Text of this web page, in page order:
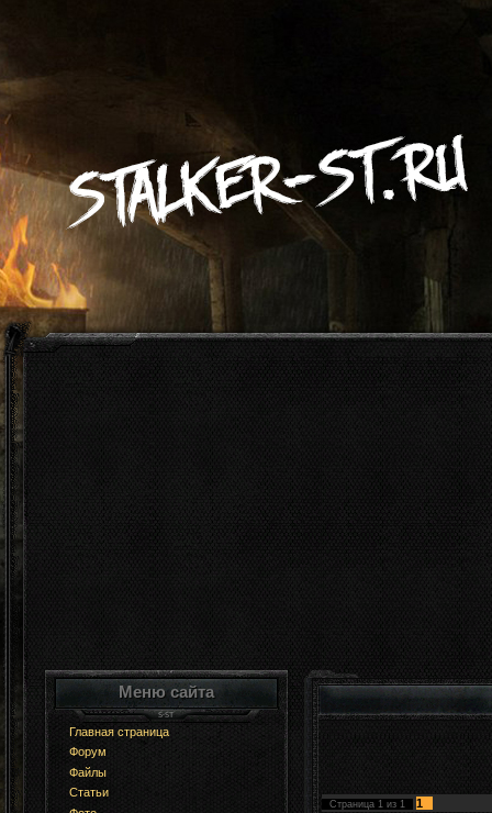
Меню сайта
Главная страница
Форум
Файлы
Статьи
Страница 1 из 1 1